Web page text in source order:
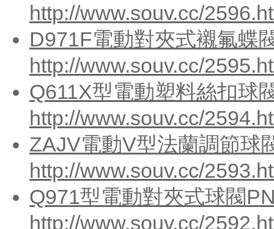
http://www.souv.cc/
D971F電動對夾式襯氟蝶
http://www.souv.cc/
Q611X型電動塑料絲扣球
http://www.souv.cc/
ZAJV電動V型法蘭調節球
http://www.souv.cc/
Q971型電動對夾式球閥
http://www.souv.cc/